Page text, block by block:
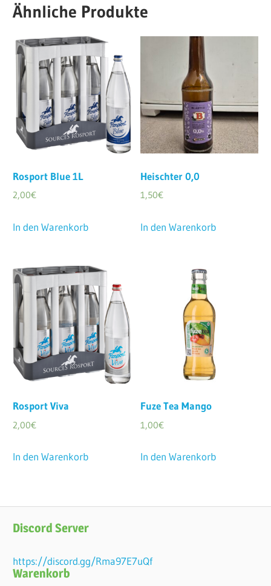
Ähnliche Produkte
Rosport Blue 1L
2,00€
In den Warenkorb
Heischter 0,0
1,50€
In den Warenkorb
Rosport Viva
2,00€
In den Warenkorb
Fuze Tea Mango
1,00€
In den Warenkorb
Discord Server
https://discord.gg/Rma97E7uQf
Warenkorb